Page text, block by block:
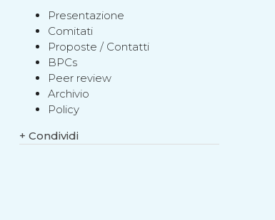
Presentazione
Comitati
Proposte / Contatti
BPCs
Peer review
Archivio
Policy
+ Condividi